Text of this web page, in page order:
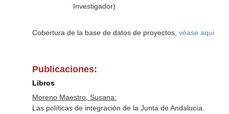
Investigador)
Cobertura de la base de datos de proyectos, véase aqui
Publicaciones:
Libros
Moreno Maestro, Susana:
Las políticas de integración de la Junta de Andalucía.